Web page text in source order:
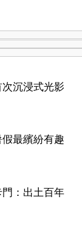
次沉浸式光影
假最繽紛有趣
門：出土百年